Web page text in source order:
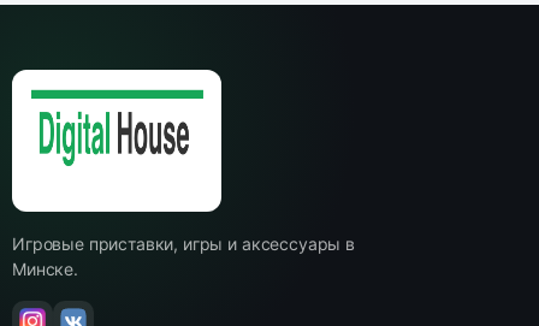
Игровые приставки, игры и аксессуары в
Минске.